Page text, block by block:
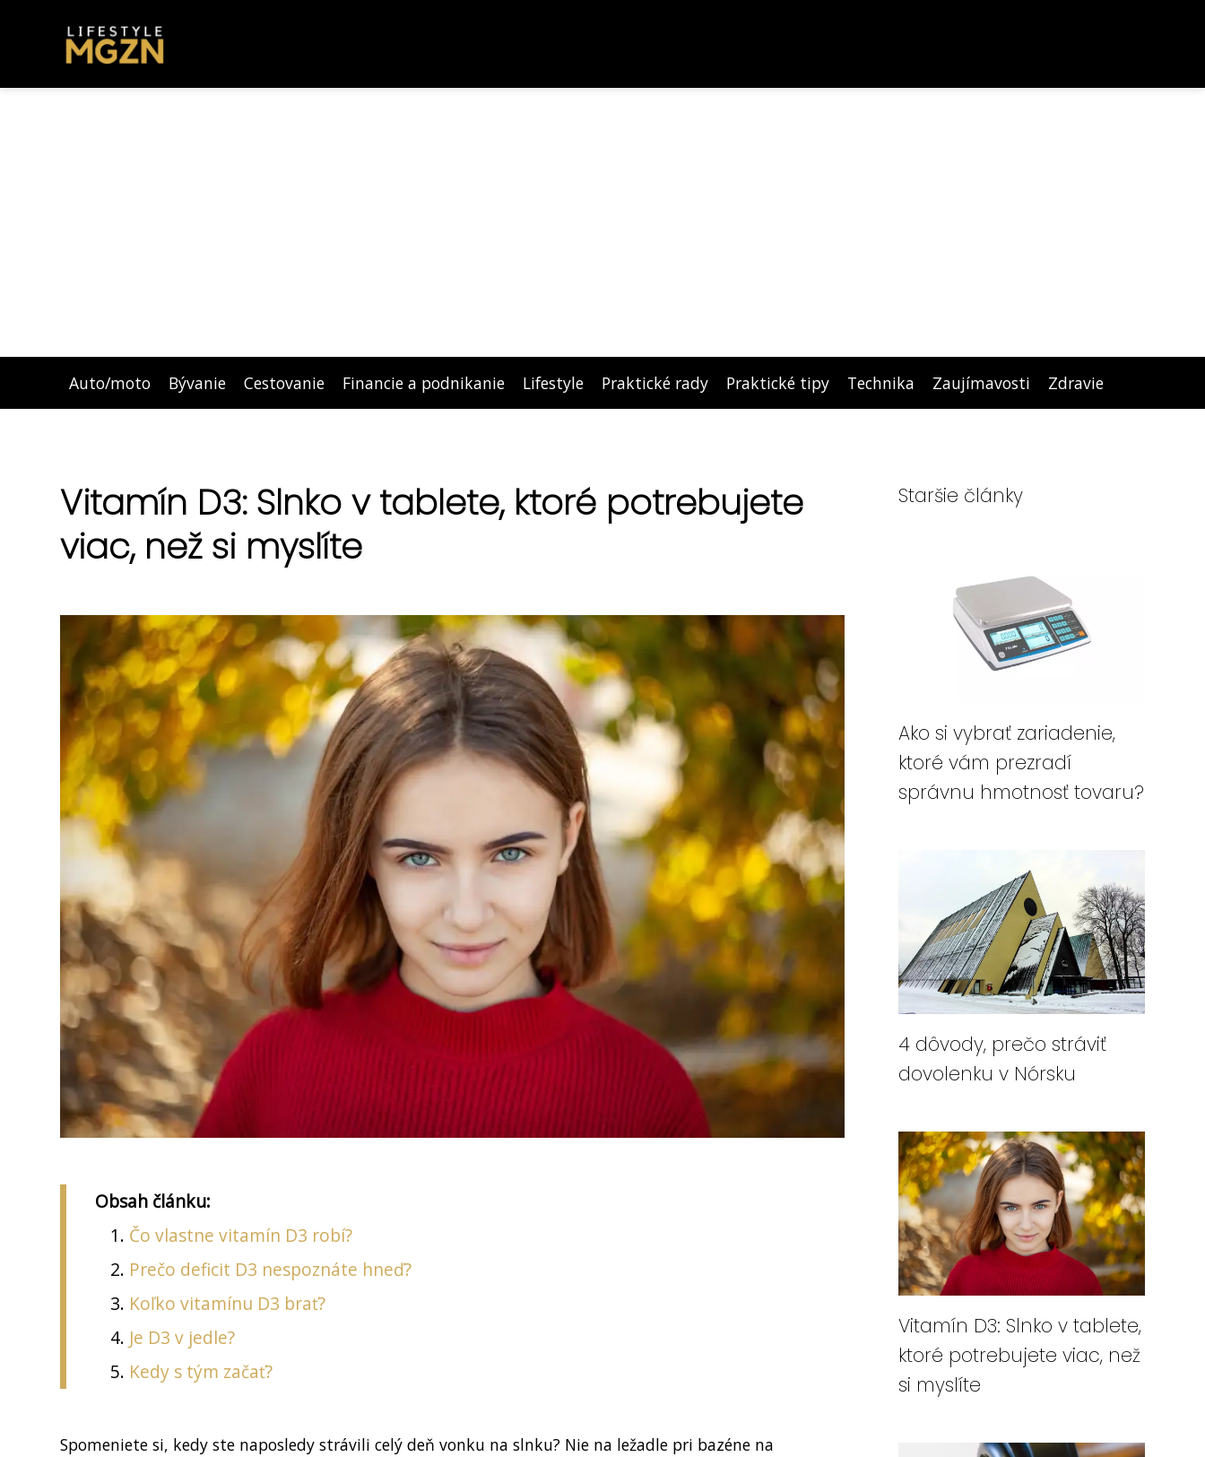
Auto/moto Bývanie Cestovanie Financie a podnikanie Lifestyle Praktické rady Praktické tipy Technika Zaujímavosti Zdravie
Vitamín D3: Slnko v tablete, ktoré potrebujete
viac, než si myslíte
Obsah článku:
Čo vlastne vitamín D3 robí?
Prečo deficit D3 nespoznáte hneď?
Koľko vitamínu D3 brať?
Je D3 v jedle?
Kedy s tým začať?
Spomeniete si, kedy ste naposledy strávili celý deň vonku na slnku? Nie na ležadle pri bazéne na
Staršie články
Ako si vybrať zariadenie,
ktoré vám prezradí
správnu hmotnosť tovaru?
4 dôvody, prečo stráviť
dovolenku v Nórsku
Vitamín D3: Slnko v tablete,
ktoré potrebujete viac, než
si myslíte